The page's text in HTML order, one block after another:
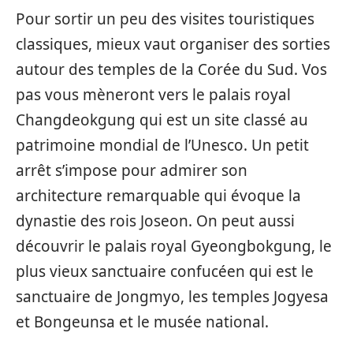
Pour sortir un peu des visites touristiques
classiques, mieux vaut organiser des sorties
autour des temples de la Corée du Sud. Vos
pas vous mèneront vers le palais royal
Changdeokgung qui est un site classé au
patrimoine mondial de l’Unesco. Un petit
arrêt s’impose pour admirer son
architecture remarquable qui évoque la
dynastie des rois Joseon. On peut aussi
découvrir le palais royal Gyeongbokgung, le
plus vieux sanctuaire confucéen qui est le
sanctuaire de Jongmyo, les temples Jogyesa
et Bongeunsa et le musée national.